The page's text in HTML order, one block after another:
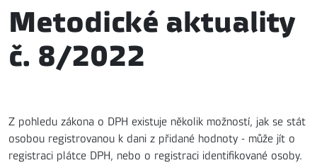
Metodické aktuality
č. 8/2022
Z pohledu zákona o DPH existuje několik možností, jak se stát
osobou registrovanou k dani z přidané hodnoty - může jít o
registraci plátce DPH, nebo o registraci identifikované osoby.